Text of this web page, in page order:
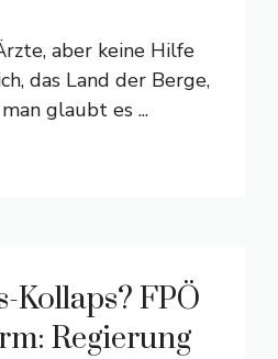
aber keine Hilfe
das Land der Berge,
glaubt es ...
Kollaps? FPÖ
Regierung